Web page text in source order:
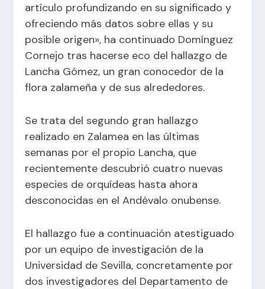
artículo profundizando en su significado y
ofreciendo más datos sobre ellas y su
posible origen», ha continuado Domínguez
Cornejo tras hacerse eco del hallazgo de
Lancha Gómez, un gran conocedor de la
flora zalameña y de sus alrededores.
Se trata del segundo gran hallazgo
realizado en Zalamea en las últimas
semanas por el propio Lancha, que
recientemente descubrió cuatro nuevas
especies de orquídeas hasta ahora
desconocidas en el Andévalo onubense.
El hallazgo fue a continuación atestiguado
por un equipo de investigación de la
Universidad de Sevilla, concretamente por
dos investigadores del Departamento de